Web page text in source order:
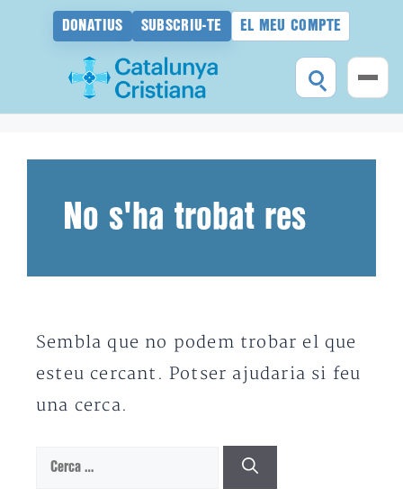
DONATIUS SUBSCRIU-TE EL MEU COMPTE
No s'ha trobat res
Sembla que no podem trobar el que
esteu cercant. Potser ajudaria si feu
una cerca.
Cerca: